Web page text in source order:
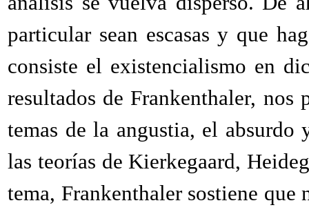
particular sean escasas y que
consiste el existencialismo en
resultados de Frankenthaler,
temas de la angustia, el
las teorías de Kierkegaard,
tema, Frankenthaler sostiene que